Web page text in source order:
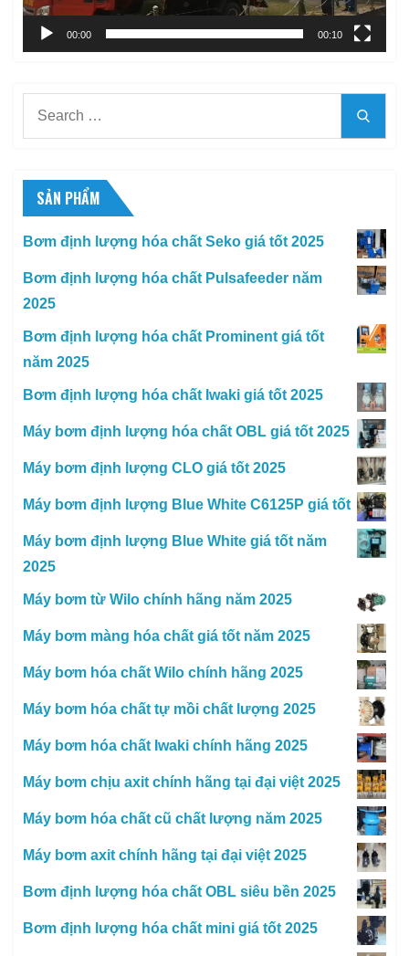
00:00 00:10
SẢN PHẨM
Bơm định lượng hóa chất Seko giá tốt 2025
Bơm định lượng hóa chất Pulsafeeder năm
2025
Bơm định lượng hóa chất Prominent giá tốt
năm 2025
Bơm định lượng hóa chất Iwaki giá tốt 2025
Máy bơm định lượng hóa chất OBL giá tốt 2025
Máy bơm định lượng CLO giá tốt 2025
Máy bơm định lượng Blue White C6125P giá tốt
Máy bơm định lượng Blue White giá tốt năm
2025
Máy bơm từ Wilo chính hãng năm 2025
Máy bơm màng hóa chất giá tốt năm 2025
Máy bơm hóa chất Wilo chính hãng 2025
Máy bơm hóa chất tự mồi chất lượng 2025
Máy bơm hóa chất Iwaki chính hãng 2025
Máy bơm chịu axit chính hãng tại đại việt 2025
Máy bơm hóa chất cũ chất lượng năm 2025
Máy bơm axit chính hãng tại đại việt 2025
Bơm định lượng hóa chất OBL siêu bền 2025
Bơm định lượng hóa chất mini giá tốt 2025